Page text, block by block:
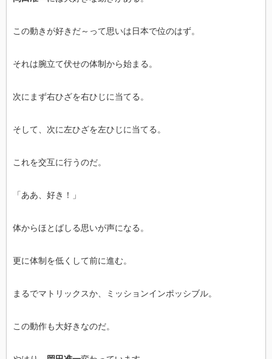
この動きが好きだ～って思いは日本で位のはず。
それは腕立て伏せの体制から始まる。
次にまず右ひざを右ひじに当てる。
そして、次に左ひざを左ひじに当てる。
これを交互に行うのだ。
「ああ、好き！」
体からほとばしる思いが声になる。
更に体制を低くして前に進む。
まるでマトリックスか、ミッションインポッシブル。
この動作も大好きなのだ。